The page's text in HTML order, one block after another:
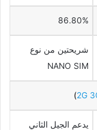
86.80%
شريحتين من نوع
NANO SIM
)
يدعم الجيل الثاني